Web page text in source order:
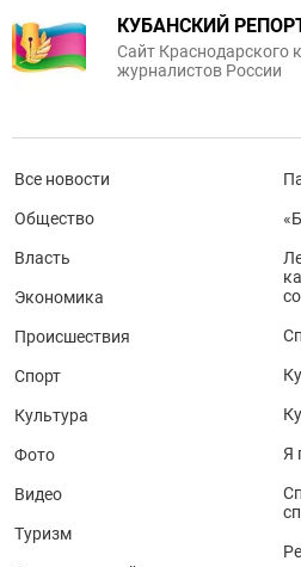
КУБАНСКИЙ
Сайт Краснодарского
журналистов России
Все новости
Общество
Власть
Экономика
Происшествия
Спорт
Культура
Фото
Видео
Туризм
Я